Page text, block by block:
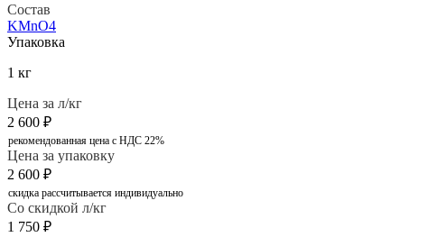
Состав
KMnO4
Упаковка
1 кг
Цена за л/кг
2 600 ₽
рекомендованная цена с НДС 22%
Цена за упаковку
2 600 ₽
скидка рассчитывается индивидуально
Со скидкой л/кг
1 750 ₽